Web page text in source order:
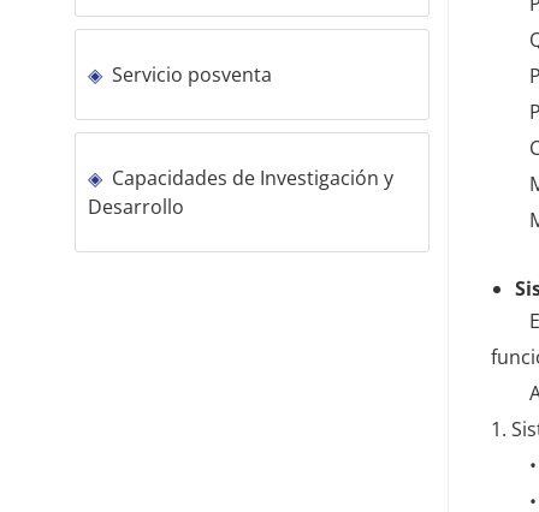
1.
Servicio posventa
Capacidades de Investigación y
Desarrollo